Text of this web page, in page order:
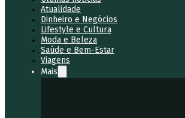
Atualidade
Dinheiro e Negócios
Lifestyle e Cultura
Moda e Beleza
Saúde e Bem-Estar
Viagens
Mais